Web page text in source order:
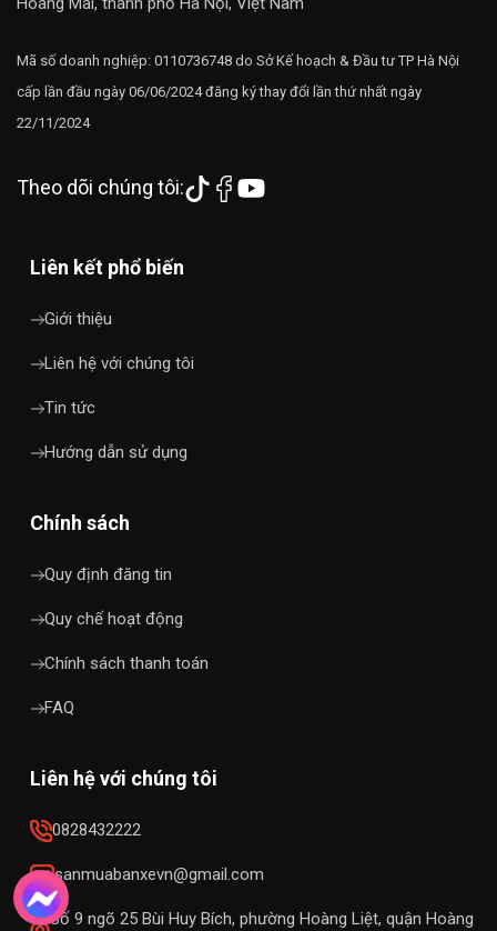
Mã số doanh nghiệp: 0110736748 do Sở Kế hoạch & Đầu tư TP Hà Nội
cấp lần đầu ngày 06/06/2024 đăng ký thay đổi lần thứ nhất ngày
22/11/2024
Theo dõi chúng tôi:
Liên kết phổ biến
Giới thiệu
Liên hệ với chúng tôi
Tin tức
Hướng dẫn sử dụng
Chính sách
Quy định đăng tin
Quy chế hoạt động
Chính sách thanh toán
FAQ
Liên hệ với chúng tôi
0828432222
sanmuabanxevn@gmail.com
Số 9 ngõ 25 Bùi Huy Bích, phường Hoàng Liệt, quận Hoàng